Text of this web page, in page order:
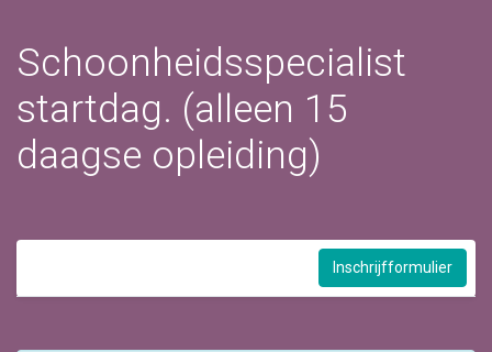
Schoonheidsspecialist
startdag. (alleen 15
daagse opleiding)
Inschrijfformulier